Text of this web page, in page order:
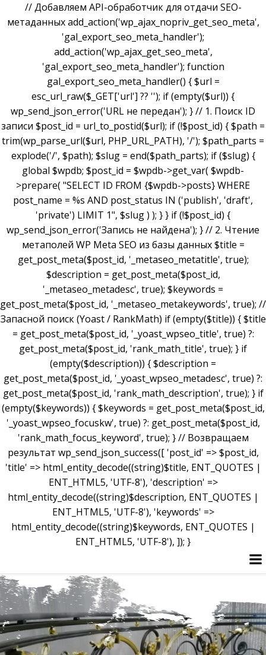
// Добавляем API-обработчик для отдачи SEO-
метаданных add_action('wp_ajax_nopriv_get_seo_meta',
'gal_export_seo_meta_handler');
add_action('wp_ajax_get_seo_meta',
'gal_export_seo_meta_handler'); function
gal_export_seo_meta_handler() { $url =
esc_url_raw($_GET['url'] ?? ''); if (empty($url)) {
wp_send_json_error('URL не передан'); } // 1. Поиск ID
записи $post_id = url_to_postid($url); if (!$post_id) { $path =
trim(wp_parse_url($url, PHP_URL_PATH), '/'); $path_parts =
explode('/', $path); $slug = end($path_parts); if ($slug) {
global $wpdb; $post_id = $wpdb->get_var( $wpdb-
>prepare( "SELECT ID FROM {$wpdb->posts} WHERE
post_name = %s AND post_status IN ('publish', 'draft',
'private') LIMIT 1", $slug ) ); } } if (!$post_id) {
wp_send_json_error('Запись не найдена'); } // 2. Чтение
метаполей WP Meta SEO из базы данных $title =
get_post_meta($post_id, '_metaseo_metatitle', true);
$description = get_post_meta($post_id,
'_metaseo_metadesc', true); $keywords =
get_post_meta($post_id, '_metaseo_metakeywords', true); //
Запасной поиск (Yoast / RankMath) if (empty($title)) { $title
= get_post_meta($post_id, '_yoast_wpseo_title', true) ?:
get_post_meta($post_id, 'rank_math_title', true); } if
(empty($description)) { $description =
get_post_meta($post_id, '_yoast_wpseo_metadesc', true) ?:
get_post_meta($post_id, 'rank_math_description', true); } if
(empty($keywords)) { $keywords = get_post_meta($post_id,
'_yoast_wpseo_focuskw', true) ?: get_post_meta($post_id,
'rank_math_focus_keyword', true); } // Возвращаем
результат wp_send_json_success([ 'post_id' => $post_id,
'title' => html_entity_decode((string)$title, ENT_QUOTES |
ENT_HTML5, 'UTF-8'), 'description' =>
html_entity_decode((string)$description, ENT_QUOTES |
ENT_HTML5, 'UTF-8'), 'keywords' =>
html_entity_decode((string)$keywords, ENT_QUOTES |
ENT_HTML5, 'UTF-8'), ]); }